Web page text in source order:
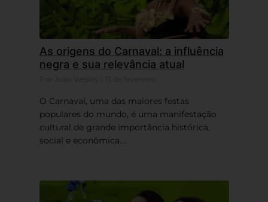
As origens do Carnaval: a influência
negra e sua relevância atual
O Carnaval, uma das maiores festas
populares do mundo, é uma manifestação
cultural de grande importância histórica,
social e econômica....